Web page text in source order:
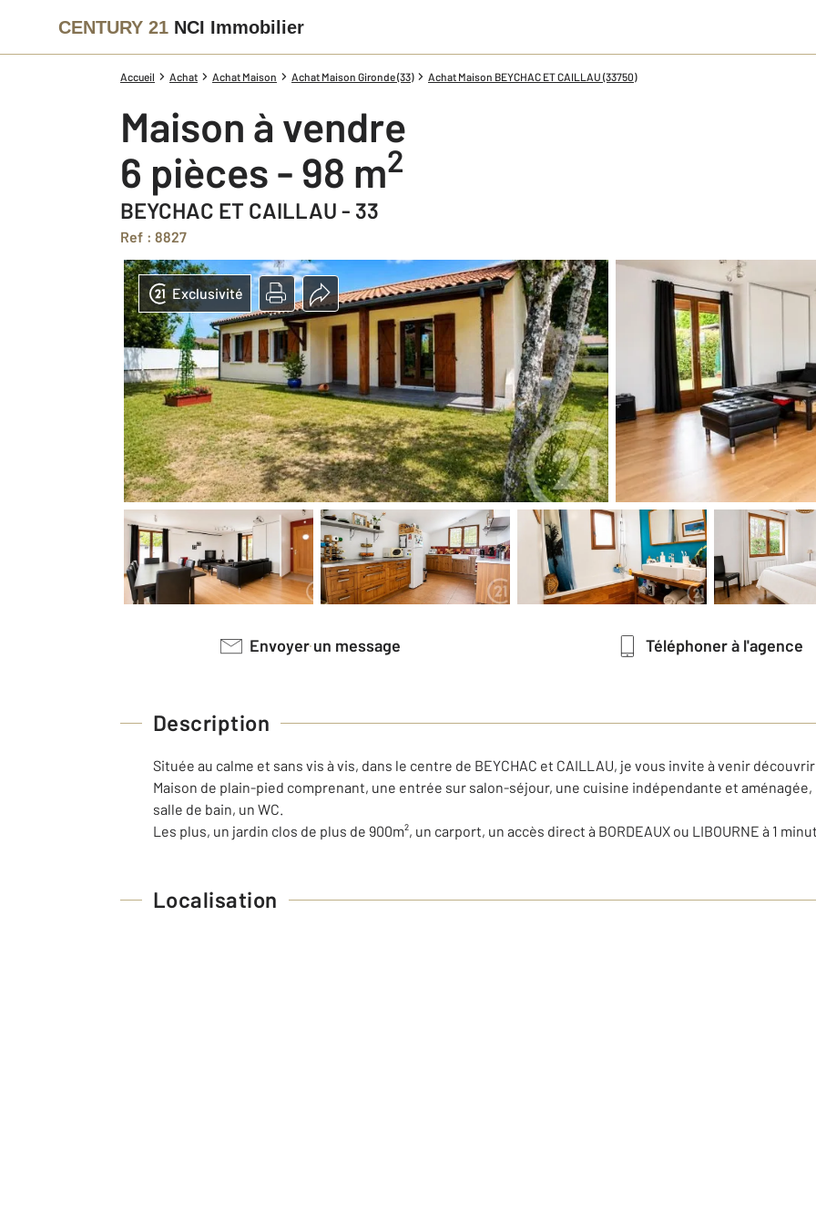
CENTURY 21 NCI Immobilier
Accueil Achat Achat Maison Achat Maison Gironde (33) Achat Maison BEYCHAC ET CAILLAU (33750)
Maison à vendre
6 pièces - 98 m2
BEYCHAC ET CAILLAU - 33
Ref : 8827
Exclusivité
Envoyer un message Téléphoner à l'agence
Description
Située au calme et sans vis à vis, dans le centre de BEYCHAC et CAILLAU, je vous invite à venir
Maison de plain-pied comprenant, une entrée sur salon-séjour, une cuisine indépendante et
salle de bain, un WC.
Les plus, un jardin clos de plus de 900m², un carport, un accès direct à BORDEAUX ou LIBOURNE à 1
Localisation